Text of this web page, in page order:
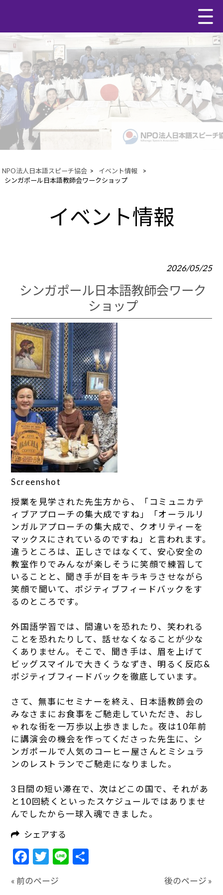
NPO法人日本語スピーチ協会 > イベント情報
>
シンガポール日本語教師会ワークショップ
イベント情報
2026/05/25
シンガポール日本語教師会ワーク
ショップ
Screenshot
授業を見学された先生方から、「コミュニカテ
ィブアプローチの集大成ですね」「オーラルリ
ンガルアプローチの集大成で、クオリティーを
マックスにされているのですね」と言われます。
違うところは、正しさではなくて、安心安全の
教室作りでみんなが楽しそうに笑顔で練習して
いることと、聞き手が目をキラキラさせながら
笑顔で聞いて、ポジティブフィードバックをす
るのところです。
外国語学習では、間違いを恐れたり、笑われる
ことを恐れたりして、話せなくなることが少な
くありません。そこで、聞き手は、眉を上げて
ビッグスマイルで大きくうなずき、明るく反応&
ポジティブフィードバックを徹底しています。
さて、無事にセミナーを終え、日本語教師会の
みなさまにお食事をご馳走していただき、おし
ゃれな街を一万歩以上歩きました。夜は10年前
に講演会の機会を作ってくださった先生に、シ
ンガポールで人気のコーヒー屋さんとミシュラ
ンのレストランでご馳走になりました。
3日間の短い滞在で、次はどこの国で、それがあ
と10回続くといったスケジュールではありませ
んでしたから一球入魂できました。
シェアする
Facebook
Twitter
Line
« 前のページ 後のページ »